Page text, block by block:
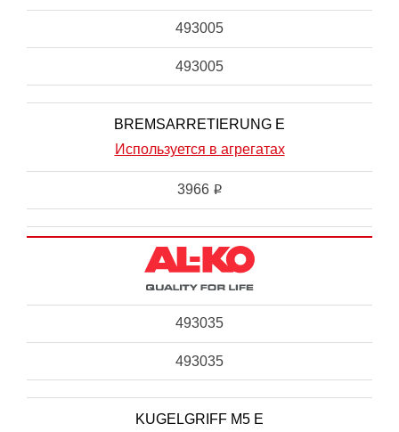
493005
493005
BREMSARRETIERUNG E
Используется в агрегатах
3966 i
493035
493035
KUGELGRIFF M5 E